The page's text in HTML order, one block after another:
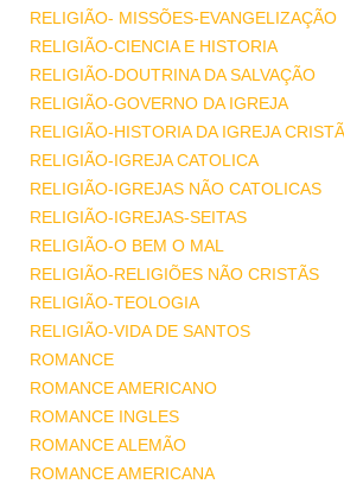
RELIGIÃO- MISSÕES-EVANGELIZAÇÃO
RELIGIÃO-CIENCIA E HISTORIA
RELIGIÃO-DOUTRINA DA SALVAÇÃO
RELIGIÃO-GOVERNO DA IGREJA
RELIGIÃO-HISTORIA DA IGREJA CRISTÃ
RELIGIÃO-IGREJA CATOLICA
RELIGIÃO-IGREJAS NÃO CATOLICAS
RELIGIÃO-IGREJAS-SEITAS
RELIGIÃO-O BEM O MAL
RELIGIÃO-RELIGIÕES NÃO CRISTÃS
RELIGIÃO-TEOLOGIA
RELIGIÃO-VIDA DE SANTOS
ROMANCE
ROMANCE AMERICANO
ROMANCE INGLES
ROMANCE ALEMÃO
ROMANCE AMERICANA